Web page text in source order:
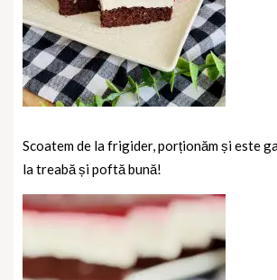
Scoatem de la frigider, porționăm și este
la treabă și poftă bună!